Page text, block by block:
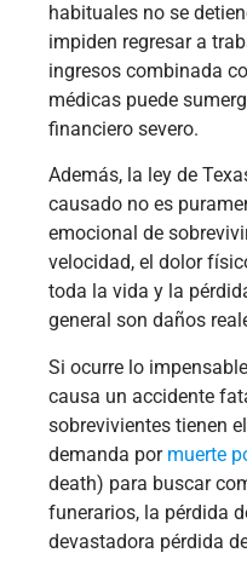
habituales no se
impiden regresar a
ingresos combinada
médicas puede
financiero severo.
Además, la ley de
causado no es
emocional de
velocidad, el dolor
toda la vida y la
general son daños
Si ocurre lo
causa un accidente
sobrevivientes tienen
demanda por muerte
death) para buscar
funerarios, la pérdida
devastadora pérdida